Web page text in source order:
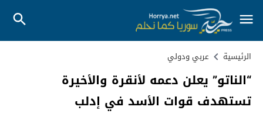
الرئيسية عربي ودولي
“الناتو” يعلن دعمه لأنقرة والأخيرة
تستهدف قوات الأسد في إدلب